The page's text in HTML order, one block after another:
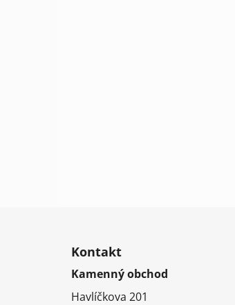
Kontakt
Kamenný obchod
Havlíčkova 201